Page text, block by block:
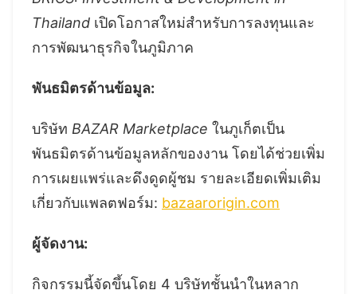
Thailand เปิดโอกาสใหม่สำหรับการลงทุนและ
การพัฒนาธุรกิจในภูมิภาค
พันธมิตรด้านข้อมูล:
บริษัท BAZAR Marketplace ในภูเก็ตเป็น
พันธมิตรด้านข้อมูลหลักของงาน โดยได้ช่วยเพิ่ม
การเผยแพร่และดึงดูดผู้ชม รายละเอียดเพิ่มเติม
เกี่ยวกับแพลตฟอร์ม: bazaarorigin.com
ผู้จัดงาน:
กิจกรรมนี้จัดขึ้นโดย 4 บริษัทชั้นนำในหลาก